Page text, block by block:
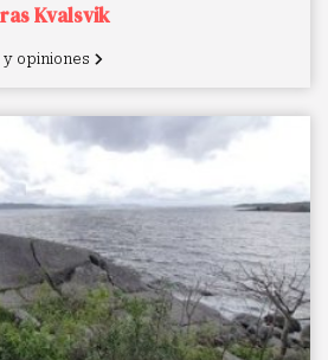
Kvalsvik
opiniones